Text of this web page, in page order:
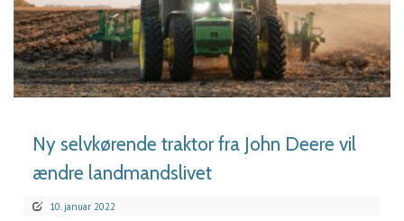
LÆS MERE
Ny selvkørende traktor fra John Deere vil
ændre landmandslivet
10. januar 2022